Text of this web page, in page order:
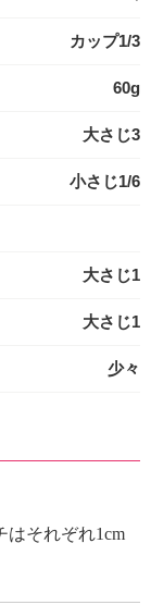
カップ1/3
60g
大さじ3
小さじ1/6
大さじ1
大さじ1
少々
はそれぞれ1cm